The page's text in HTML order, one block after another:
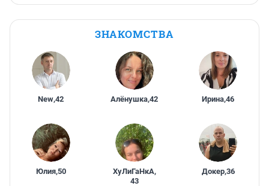
ЗНАКОМСТВА
New,42 Алёнушка,42 Ирина,46
Юлия,50 ХуЛиГаНкА,
43
Докер,36